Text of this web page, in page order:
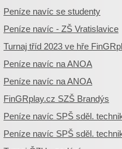
Peníze navíc se studenty
Peníze navíc - ZŠ Vratislavice
Turnaj tříd 2023 ve hře
Peníze navíc na ANOA
Peníze navíc na ANOA
FinGRplay.cz SZŠ Brandýs
Peníze navíc SPŠ sděl.
Peníze navíc SPŠ sděl.